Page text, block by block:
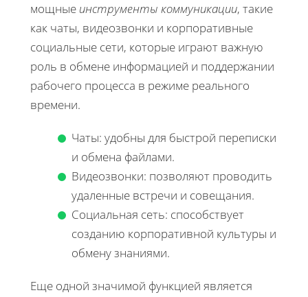
мощные инструменты коммуникации, такие
как чаты, видеозвонки и корпоративные
социальные сети, которые играют важную
роль в обмене информацией и поддержании
рабочего процесса в режиме реального
времени.
Чаты: удобны для быстрой переписки
и обмена файлами.
Видеозвонки: позволяют проводить
удаленные встречи и совещания.
Социальная сеть: способствует
созданию корпоративной культуры и
обмену знаниями.
Еще одной значимой функцией является